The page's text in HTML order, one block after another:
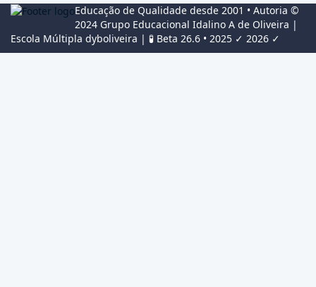
Educação de Qualidade desde 2001 • Autoria ©
2024 Grupo Educacional Idalino A de Oliveira |
Escola Múltipla dyboliveira | 🧪 Beta 26.6 • 2025 ✓ 2026 ✓